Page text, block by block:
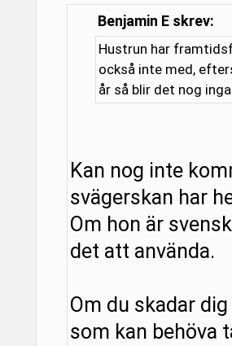
Benjamin E skrev:
Hustrun har
också inte med,
år så blir det nog
Kan nog inte
svägerskan har
Om hon är
det att använda.
Om du skadar
som kan behöva